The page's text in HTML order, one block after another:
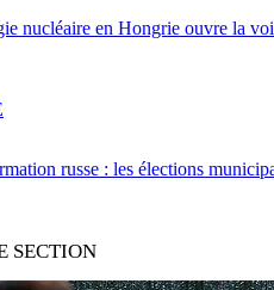
nucléaire en Hongrie ouvre la
russe : les élections
SECTION